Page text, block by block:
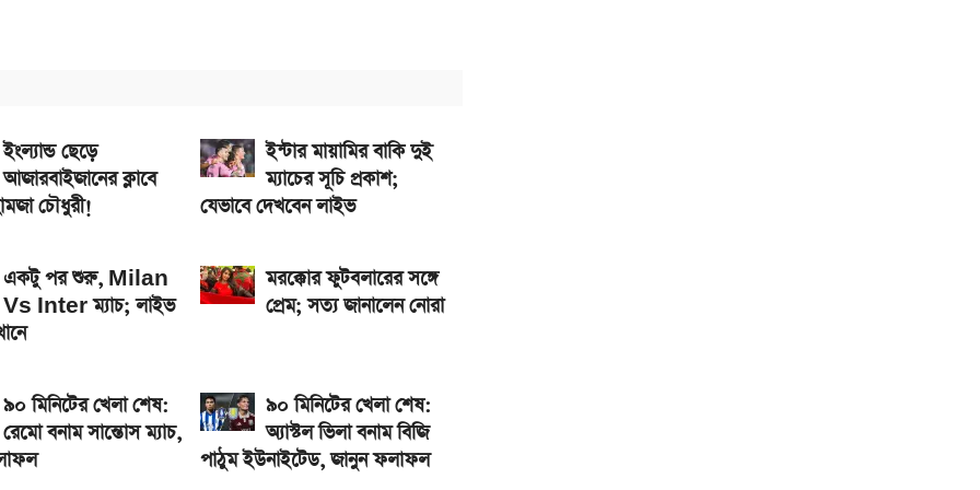
দাম কত?
ইংল্যান্ড ছেড়ে
আজারবাইজানের ক্লাবে
চৌধুরী!
ইন্টার মায়ামির বাকি দুই
ম্যাচের সূচি প্রকাশ;
যেভাবে দেখবেন লাইভ
একটু পর শুরু, Milan
Vs Inter ম্যাচ; লাইভ
মরক্কোর ফুটবলারের সঙ্গে
প্রেম; সত্য জানালেন নোরা
৯০ মিনিটের খেলা শেষ:
রেমো বনাম সান্তোস ম্যাচ,
৯০ মিনিটের খেলা শেষ:
অ্যাস্টল ভিলা বনাম বিজি
পাঠুম ইউনাইটেড, জানুন ফলাফল